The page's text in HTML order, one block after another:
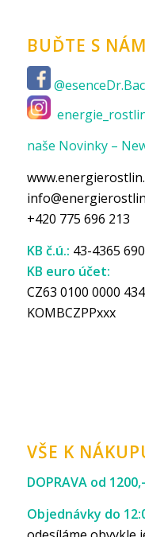
BUĎTE S
naše Novinky –
+420 775 696 213
KB č.ú.: 43-4365
KB euro účet:
CZ63 0100 0000
KOMBCZPPxxx
VŠE K
DOPRAVA od
Objednávky do